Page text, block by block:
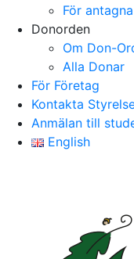
För antagna
Donorden
Om Don-
Alla Donar
För Företag
Kontakta
Anmälan till
English